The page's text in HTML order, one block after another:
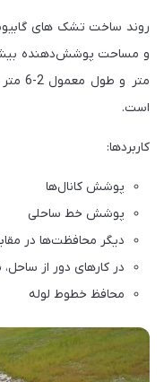
روند ساخت تشک های
متر و
است.
کاربردها:
پوشش کانال‌ها
پوشش خط ساحلی
دیگر محافظت‌ها در
در کارهای دور از
محافظ خطوط لوله